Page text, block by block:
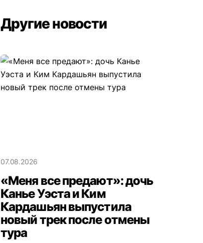
Другие новости
07.08.2026
«Меня все предают»: дочь
Канье Уэста и Ким
Кардашьян выпустила
новый трек после отмены
тура